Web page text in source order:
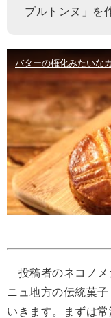
ブルトンヌ」を
投稿者のネコノメ
ニュ地方の伝統菓
いきます。まずは